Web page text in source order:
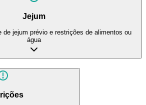
Jejum
de jejum prévio e restrições de alimentos ou
água